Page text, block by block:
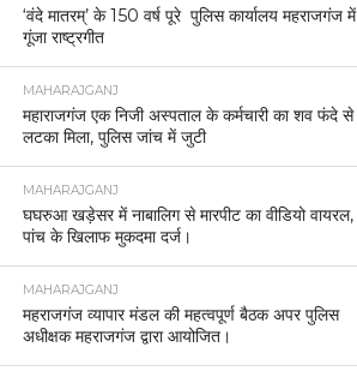
‘वंदे मातरम्’ के 150 वर्ष पूरे पुलिस कार्यालय महराजगंज में
गूंजा राष्ट्रगीत
MAHARAJGANJ
महाराजगंज एक निजी अस्पताल के कर्मचारी का शव फंदे से
लटका मिला, पुलिस जांच में जुटी
MAHARAJGANJ
घघरुआ खड़ेसर में नाबालिग से मारपीट का वीडियो वायरल,
पांच के खिलाफ मुकदमा दर्ज।
MAHARAJGANJ
महराजगंज व्यापार मंडल की महत्वपूर्ण बैठक अपर पुलिस
अधीक्षक महराजगंज द्वारा आयोजित।